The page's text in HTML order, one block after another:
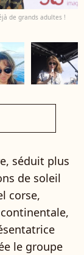
de grands adultes !
séduit plus
de soleil
corse,
le groupe